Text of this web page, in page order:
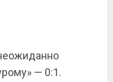
— 0:1.